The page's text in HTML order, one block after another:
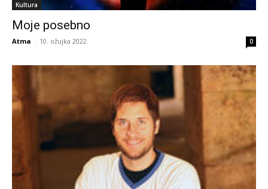
Kultura
Moje posebno
Atma - 10. ožujka 2022. 0